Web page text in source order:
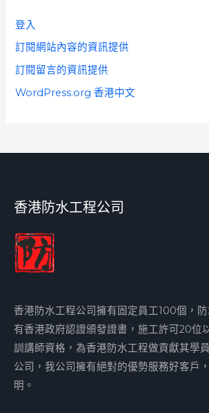
登入
訂閱網站內容的資訊提供
訂閱留言的資訊提供
WordPress.org 香港中文
香港防水工程公司
香港防水工程公司擁有固定員工100個，
有香港政府認證頒發證書，施工許可20位
訓講師資格，為香港防水工程做貢獻其學
公司，我公司擁有絕對的優勢服務好客戶
明。